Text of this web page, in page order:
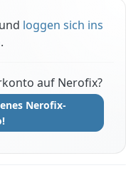
loggen sich ins
.
auf Nerofix?
Nerofix-